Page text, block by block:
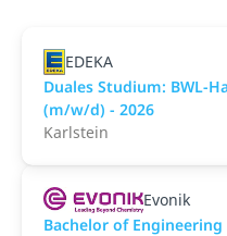
EDEKA
Duales Studium: BWL-
(m/w/d) - 2026
Karlstein
Evonik
Bachelor of